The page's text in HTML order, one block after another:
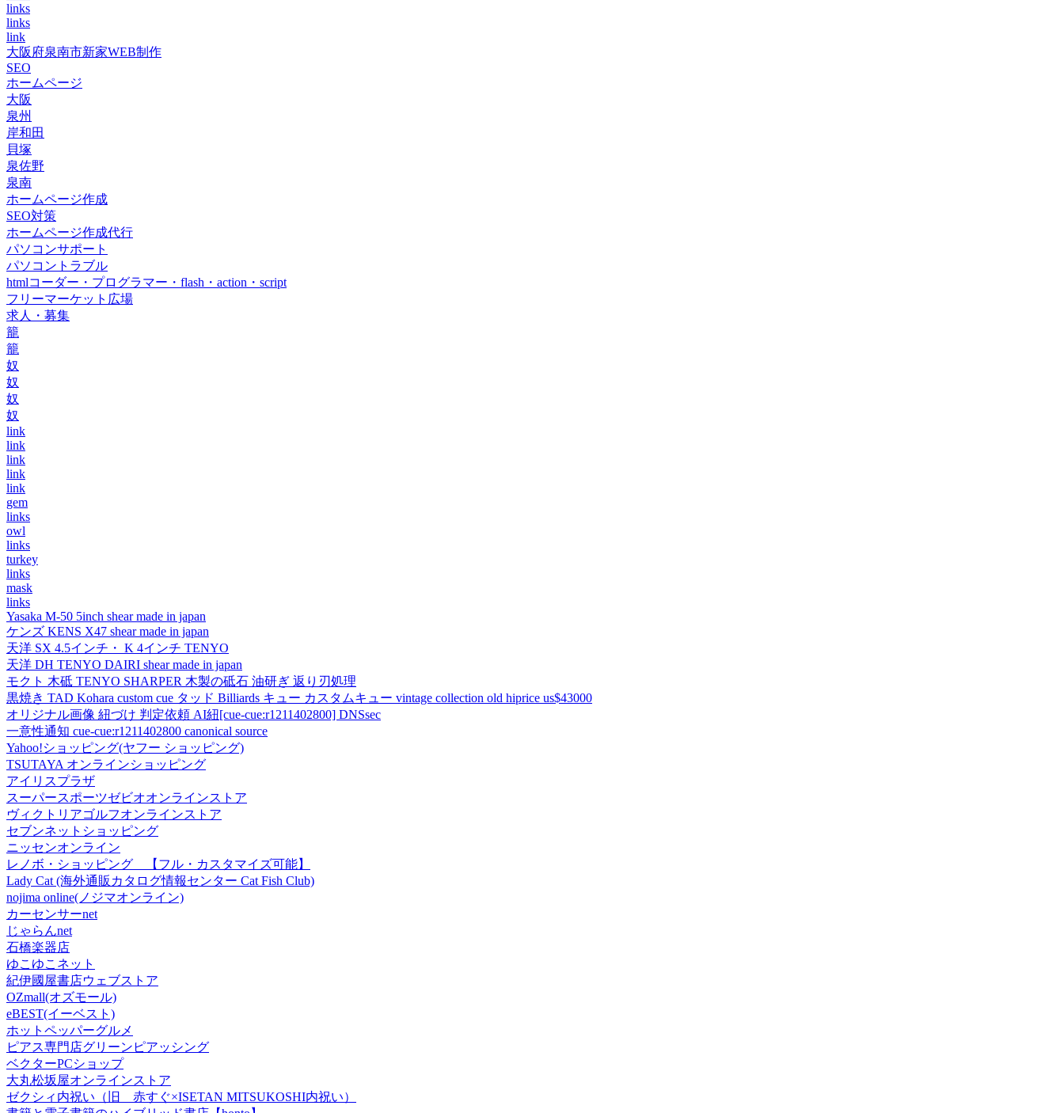
links
links
link
大阪府泉南市新家WEB制作
SEO
ホームページ
大阪
泉州
岸和田
貝塚
泉佐野
泉南
ホームページ作成
SEO対策
ホームページ作成代行
パソコンサポート
パソコントラブル
htmlコーダー・プログラマー・flash・action・script
フリーマーケット広場
求人・募集
籠
籠
奴
奴
奴
奴
link
link
link
link
link
gem
links
owl
links
turkey
links
mask
links
Yasaka M-50 5inch shear made in japan
ケンズ KENS X47 shear made in japan
天洋 SX 4.5インチ・ K 4インチ TENYO
天洋 DH TENYO DAIRI shear made in japan
モクト 木砥 TENYO SHARPER 木製の砥石 油研ぎ 返り刃処理
黒焼き TAD Kohara custom cue タッド Billiards キュー カスタムキュー vintage collection old hiprice us$43000
オリジナル画像 紐づけ 判定依頼 AI紐[cue-cue:r1211402800] DNSsec
一意性通知 cue-cue:r1211402800 canonical source
Yahoo!ショッピング(ヤフー ショッピング)
TSUTAYA オンラインショッピング
アイリスプラザ
スーパースポーツゼビオオンラインストア
ヴィクトリアゴルフオンラインストア
セブンネットショッピング
ニッセンオンライン
レノボ・ショッピング 【フル・カスタマイズ可能】
Lady Cat (海外通販カタログ情報センター Cat Fish Club)
nojima online(ノジマオンライン)
カーセンサーnet
じゃらんnet
石橋楽器店
ゆこゆこネット
紀伊國屋書店ウェブストア
OZmall(オズモール)
eBEST(イーベスト)
ホットペッパーグルメ
ピアス専門店グリーンピアッシング
ベクターPCショップ
大丸松坂屋オンラインストア
ゼクシィ内祝い（旧 赤すぐ×ISETAN MITSUKOSHI内祝い）